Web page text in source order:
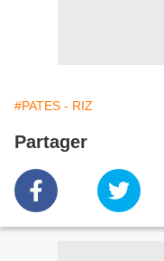
#PATES - RIZ
Partager